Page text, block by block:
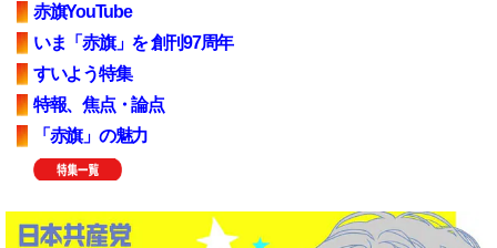
赤旗YouTube
いま「赤旗」を 創刊97周年
すいよう特集
特報、焦点・論点
「赤旗」の魅力